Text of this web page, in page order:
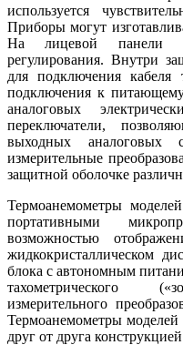
используется
Приборы могут
На лицевой панели
регулирования. Внутри
для подключения
подключения к
аналоговых
переключатели,
выходных аналоговых
измерительные
защитной оболочке
Термоанемометры
портативными
возможностью
жидкокристаллическом
блока с автономным
тахометрического
измерительного
Термоанемометры
друг от друга